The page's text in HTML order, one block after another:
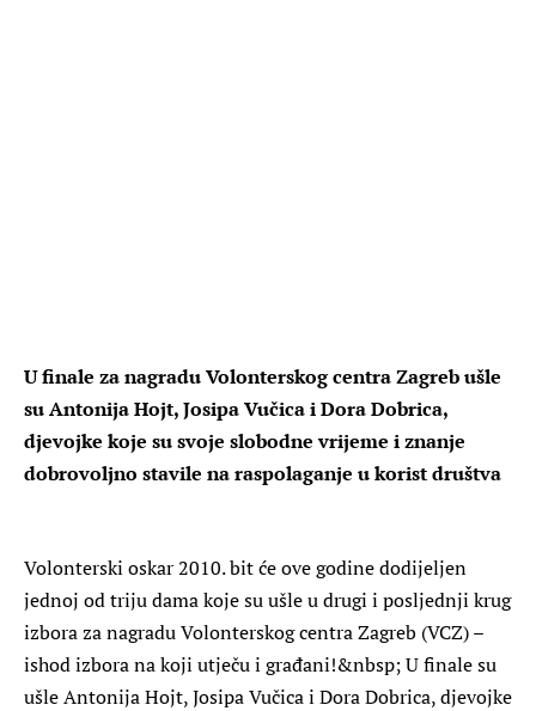
U finale za nagradu Volonterskog centra Zagreb ušle
su Antonija Hojt, Josipa Vučica i Dora Dobrica,
djevojke koje su svoje slobodne vrijeme i znanje
dobrovoljno stavile na raspolaganje u korist društva
Volonterski oskar 2010. bit će ove godine dodijeljen
jednoj od triju dama koje su ušle u drugi i posljednji krug
izbora za nagradu Volonterskog centra Zagreb (VCZ) –
ishod izbora na koji utječu i građani!&nbsp; U finale su
ušle Antonija Hojt, Josipa Vučica i Dora Dobrica, djevojke